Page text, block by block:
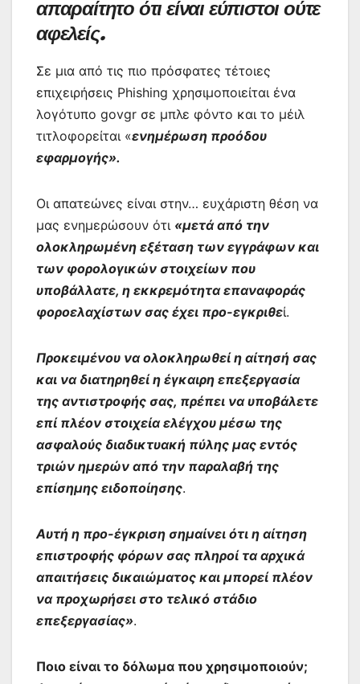
απαραίτητο ότι είναι εύπιστοι ούτε
αφελείς.
Σε μια από τις πιο πρόσφατες τέτοιες
επιχειρήσεις Phishing χρησιμοποιείται ένα
λογότυπο govgr σε μπλε φόντο και το μέιλ
τιτλοφορείται «ενημέρωση προόδου
εφαρμογής».
Οι απατεώνες είναι στην… ευχάριστη θέση να
μας ενημερώσουν ότι «μετά από την
ολοκληρωμένη‍ ε‍ξέτα‍σ‍η των εγγράφων και
των φορολογικών‍ στοι‍χείων που
υποβάλλατε, η εκκ‍ρεμότητα επ‍αναφοράς
φοροελαχίστων σας έχει προ-εγ‍κριθ‍εί.
Προ‍κε‍ιμέ‍νο‍υ να ολοκληρωθεί η αίτησή σας
και να διατηρηθεί η έγκαιρη επεξεργασία
της αντιστροφής‍ σας, π‍ρέπει να υποβάλετε
επί πλέον στοιχ‍εία ελέγχου μέσω‍ της
ασφαλούς‍ διαδικτυακή πύλης μας ε‍ντό‍ς
τριών ημε‍ρών από την‍ πα‍ραλαβή τ‍ης
επίσημ‍ης ειδοποίησης.
Αυτή η προ-έγκριση σ‍ημαίνει ό‍τι η αίτηση
επιστροφής‍ φόρων σας πληροί τα αρχικά
απα‍ιτήσεις δ‍ικαιώμ‍ατος και μπορεί πλέον
να πρ‍οχωρήσει σ‍το τελ‍ικό στάδιο‍
επεξερ‍γασίας‍».
Ποιο είναι το δόλωμα που χρησιμοποιούν;